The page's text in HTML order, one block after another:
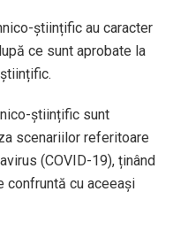
științific au caracter
ce sunt aprobate la
științific sunt
scenariilor referitoare
(COVID-19), ținând
confruntă cu aceeași